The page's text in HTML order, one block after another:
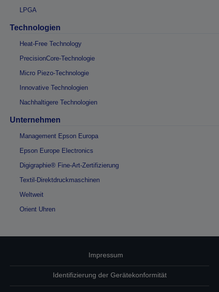
LPGA
Technologien
Heat-Free Technology
PrecisionCore-Technologie
Micro Piezo-Technologie
Innovative Technologien
Nachhaltigere Technologien
Unternehmen
Management Epson Europa
Epson Europe Electronics
Digigraphie® Fine-Art-Zertifizierung
Textil-Direktdruckmaschinen
Weltweit
Orient Uhren
Impressum
Identifizierung der Gerätekonformität